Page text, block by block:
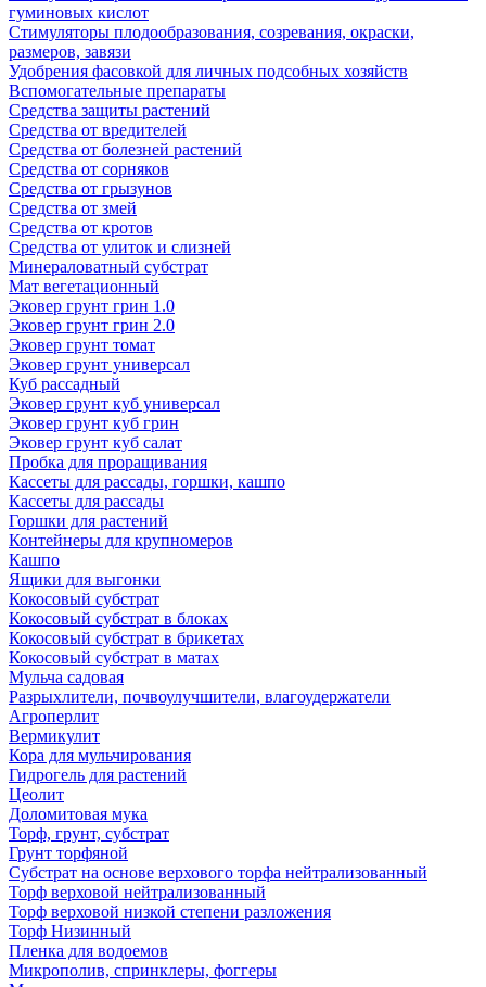
гуминовых кислот
Стимуляторы плодообразования, созревания, окраски,
размеров, завязи
Удобрения фасовкой для личных подсобных хозяйств
Вспомогательные препараты
Средства защиты растений
Средства от вредителей
Средства от болезней растений
Средства от сорняков
Средства от грызунов
Средства от змей
Средства от кротов
Средства от улиток и слизней
Минераловатный субстрат
Мат вегетационный
Эковер грунт грин 1.0
Эковер грунт грин 2.0
Эковер грунт томат
Эковер грунт универсал
Куб рассадный
Эковер грунт куб универсал
Эковер грунт куб грин
Эковер грунт куб салат
Пробка для проращивания
Кассеты для рассады, горшки, кашпо
Кассеты для рассады
Горшки для растений
Контейнеры для крупномеров
Кашпо
Ящики для выгонки
Кокосовый субстрат
Кокосовый субстрат в блоках
Кокосовый субстрат в брикетах
Кокосовый субстрат в матах
Мульча садовая
Разрыхлители, почвоулучшители, влагоудержатели
Агроперлит
Вермикулит
Кора для мульчирования
Гидрогель для растений
Цеолит
Доломитовая мука
Торф, грунт, субстрат
Грунт торфяной
Субстрат на основе верхового торфа нейтрализованный
Торф верховой нейтрализованный
Торф верховой низкой степени разложения
Торф Низинный
Пленка для водоемов
Микрополив, спринклеры, фоггеры